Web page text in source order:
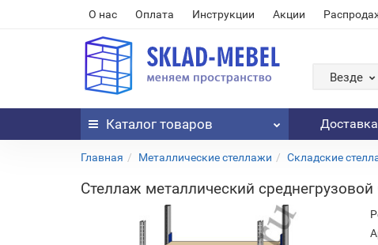
О нас Оплата Инструкции Акции
Везде
Каталог товаров
Главная Металлические стеллажи Складские
Стеллаж металлический